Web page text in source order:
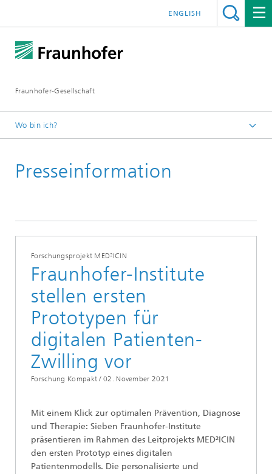
Fraunhofer-Gesellschaft
ENGLISH
Wo bin ich?
Presseinformationen
Presseinformation
Forschungsprojekt MED²ICIN
Fraunhofer-Institute
stellen ersten
Prototypen für
digitalen Patienten-
Zwilling vor
Forschung Kompakt / 02. November 2021
Mit einem Klick zur optimalen Prävention, Diagnose
und Therapie: Sieben Fraunhofer-Institute
präsentieren im Rahmen des Leitprojekts MED²ICIN
den ersten Prototyp eines digitalen
Patientenmodells. Die personalisierte und